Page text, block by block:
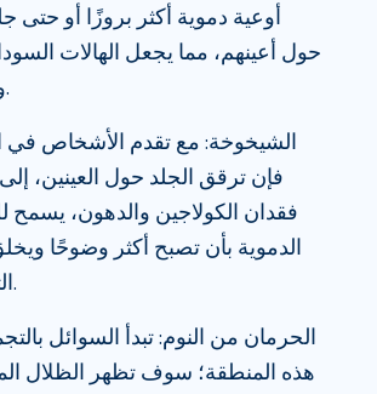
أوعية دموية أكثر بروزًا أو حتى
حول أعينهم، مما يجعل الهالات
وضوحًا.
الشيخوخة: مع تقدم الأشخاص في
فإن ترقق الجلد حول العينين،
فقدان الكولاجين والدهون، يسمح
الدموية بأن تصبح أكثر وضوحًا ويخلق
التظليل.
الحرمان من النوم: تبدأ السوائل
هذه المنطقة؛ سوف تظهر الظلال